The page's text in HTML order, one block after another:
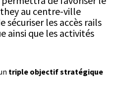
au centre-ville
sécuriser les accès rails
ainsi que les activités
triple objectif stratégique